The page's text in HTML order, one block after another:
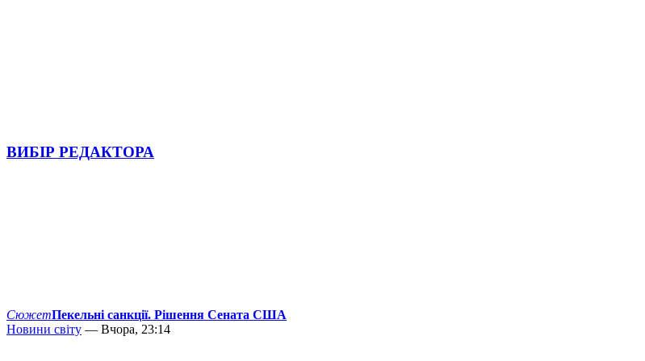
ВИБІР РЕДАКТОРА
СюжетПекельні санкції. Рішення Сената США
Новини світу — Вчора, 23:14